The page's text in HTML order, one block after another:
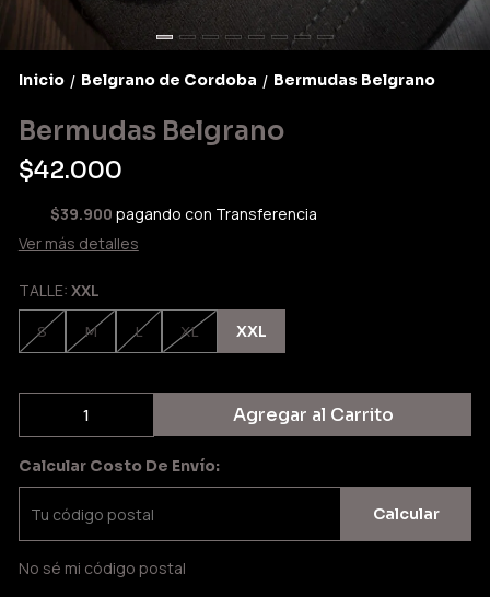
Inicio / Belgrano de Cordoba / Bermudas Belgrano
Bermudas Belgrano
$42.000
$39.900 pagando con Transferencia
Ver más detalles
TALLE: XXL
S M L XL XXL
Agregar al Carrito
Calcular Costo De Envío:
Calcular
No sé mi código postal